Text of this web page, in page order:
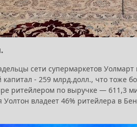
сети супермаркетов
- 259 млрд.долл., что тоже
ритейлером по выручке — 611,3
владеет 46% ритейлера в